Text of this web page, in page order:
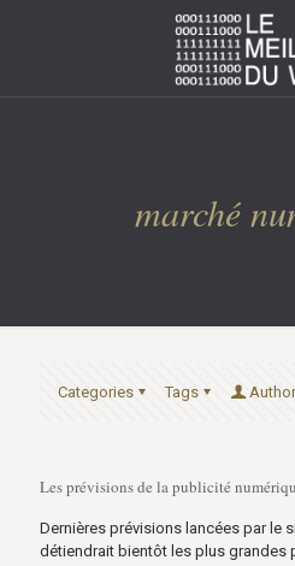
marché
Categories Tags
Les prévisions de la publicité
Dernières prévisions lancées par le
détiendrait bientôt les plus grandes